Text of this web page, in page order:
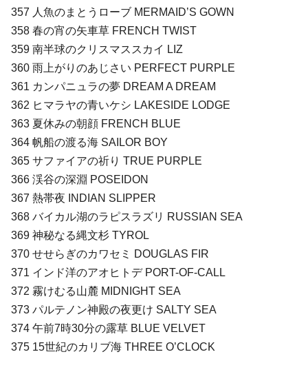
357 人魚のまとうローブ MERMAID’S GOWN
358 春の宵の矢車草 FRENCH TWIST
359 南半球のクリスマススカイ LIZ
360 雨上がりのあじさい PERFECT PURPLE
361 カンパニュラの夢 DREAM A DREAM
362 ヒマラヤの青いケシ LAKESIDE LODGE
363 夏休みの朝顔 FRENCH BLUE
364 帆船の渡る海 SAILOR BOY
365 サファイアの祈り TRUE PURPLE
366 渓谷の深淵 POSEIDON
367 熱帯夜 INDIAN SLIPPER
368 バイカル湖のラピスラズリ RUSSIAN SEA
369 神秘なる縄文杉 TYROL
370 せせらぎのカワセミ DOUGLAS FIR
371 インド洋のアオヒトデ PORT-OF-CALL
372 霧けむる山麓 MIDNIGHT SEA
373 パルテノン神殿の夜更け SALTY SEA
374 午前7時30分の露草 BLUE VELVET
375 15世紀のカリブ海 THREE O’CLOCK